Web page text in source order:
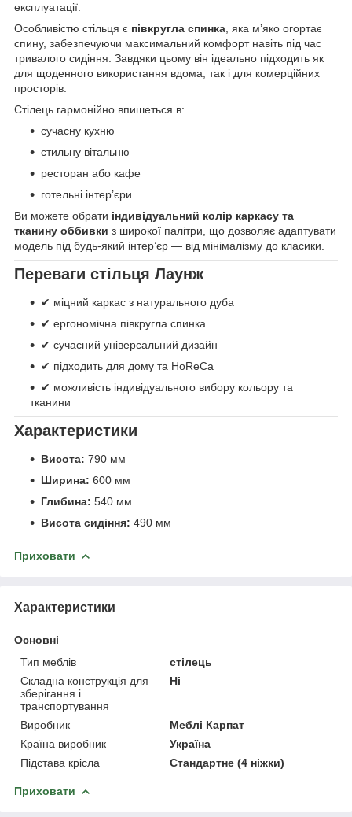
експлуатації.
Особливістю стільця є півкругла спинка, яка м’яко огортає
спину, забезпечуючи максимальний комфорт навіть під час
тривалого сидіння. Завдяки цьому він ідеально підходить як
для щоденного використання вдома, так і для комерційних
просторів.
Стілець гармонійно впишеться в:
сучасну кухню
стильну вітальню
ресторан або кафе
готельні інтер’єри
Ви можете обрати індивідуальний колір каркасу та
тканину оббивки з широкої палітри, що дозволяє адаптувати
модель під будь-який інтер’єр — від мінімалізму до класики.
Переваги стільця Лаунж
✔ міцний каркас з натурального дуба
✔ ергономічна півкругла спинка
✔ сучасний універсальний дизайн
✔ підходить для дому та HoReCa
✔ можливість індивідуального вибору кольору та
тканини
Характеристики
Висота: 790 мм
Ширина: 600 мм
Глибина: 540 мм
Висота сидіння: 490 мм
Приховати
Характеристики
Основні
Тип меблів
стілець
Складна конструкція для
зберігання і
транспортування
Ні
Виробник
Меблі Карпат
Країна виробник
Україна
Підстава крісла
Стандартне (4 ніжки)
Приховати